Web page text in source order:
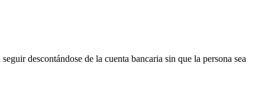
descontándose de la cuenta bancaria sin que la persona sea